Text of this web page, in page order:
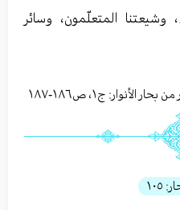
وشيعتنا المتعلّمون، وسائر
بحار الأنوار: ج١، ص١٨٦-١٨٧
١٠٥